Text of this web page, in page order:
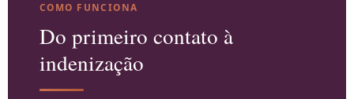
COMO FUNCIONA
Do primeiro contato à
indenização